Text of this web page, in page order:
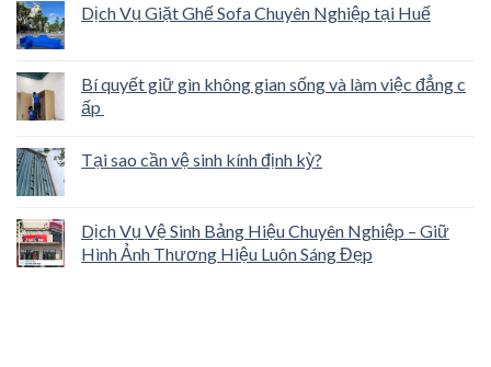
Dịch Vụ Giặt Ghế Sofa Chuyên Nghiệp tại Huế
Bí quyết giữ gìn không gian sống và làm việc đẳng c
ấp
Tại sao cần vệ sinh kính định kỳ?
Dịch Vụ Vệ Sinh Bảng Hiệu Chuyên Nghiệp – Giữ
Hình Ảnh Thương Hiệu Luôn Sáng Đẹp